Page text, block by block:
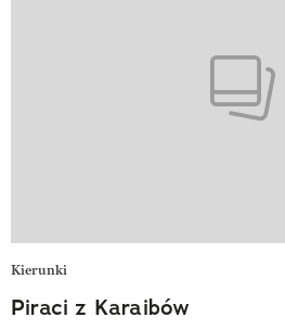
Kierunki
Piraci z Karaibów